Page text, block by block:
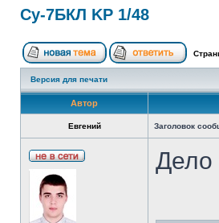
Су-7БКЛ KP 1/48
Версия для печати
Автор
Евгений Заголовок
Дело